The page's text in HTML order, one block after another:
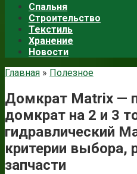
Спальня
Строительство
Текстиль
Хранение
Новости
Главная » Полезное
Домкрат Matrix —
домкрат на 2 и 3
гидравлический
критерии выбора,
запчасти